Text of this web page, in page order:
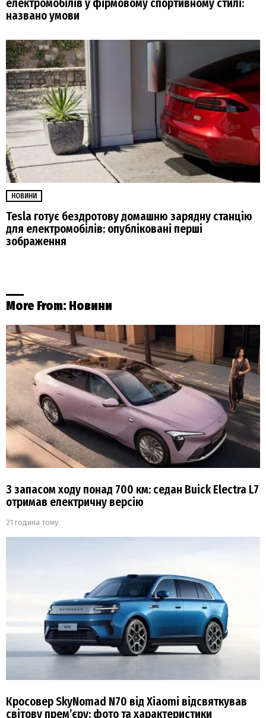
електромобілів у фірмовому спортивному стилі:
названо умови
НОВИНИ
Tesla готує бездротову домашню зарядну станцію
для електромобілів: опубліковані перші
зображення
More From: Новини
З запасом ходу понад 700 км: седан Buick Electra L7
отримав електричну версію
21 година тому
Кросовер SkyNomad N70 від Xiaomi відсвяткував
світову прем’єру: фото та характеристики